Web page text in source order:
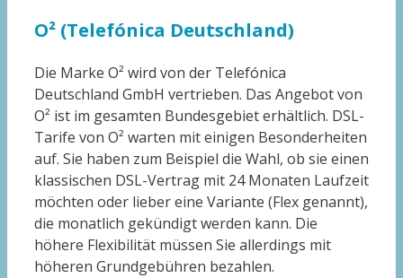
O² (Telefónica Deutschland)
Die Marke O² wird von der Telefónica
Deutschland GmbH vertrieben. Das Angebot von
O² ist im gesamten Bundesgebiet erhältlich. DSL-
Tarife von O² warten mit einigen Besonderheiten
auf. Sie haben zum Beispiel die Wahl, ob sie einen
klassischen DSL-Vertrag mit 24 Monaten Laufzeit
möchten oder lieber eine Variante (Flex genannt),
die monatlich gekündigt werden kann. Die
höhere Flexibilität müssen Sie allerdings mit
höheren Grundgebühren bezahlen.